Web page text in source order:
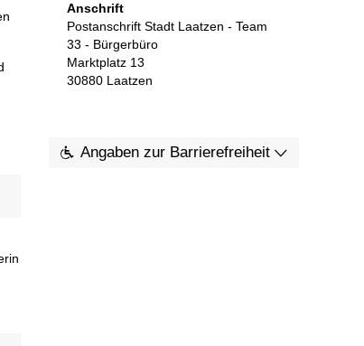
Anschrift
Postanschrift Stadt Laatzen - Team
33 - Bürgerbüro
Marktplatz 13
30880 Laatzen
Angaben zur Barrierefreiheit